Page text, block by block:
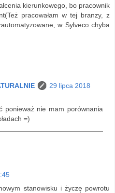
kierunkowego, bo pracownik
pracowałam w tej branzy, z
w Sylveco chyba
29 lipca 2018
ponieważ nie mam porównania
=)
stanowisku i życzę powrotu